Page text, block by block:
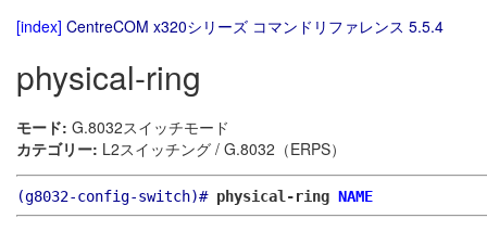
[index] CentreCOM x320シリーズ コマンドリファレンス 5.5.4
physical-ring
モード: G.8032スイッチモード
カテゴリー: L2スイッチング / G.8032（ERPS）
(g8032-config-switch)# physical-ring NAME